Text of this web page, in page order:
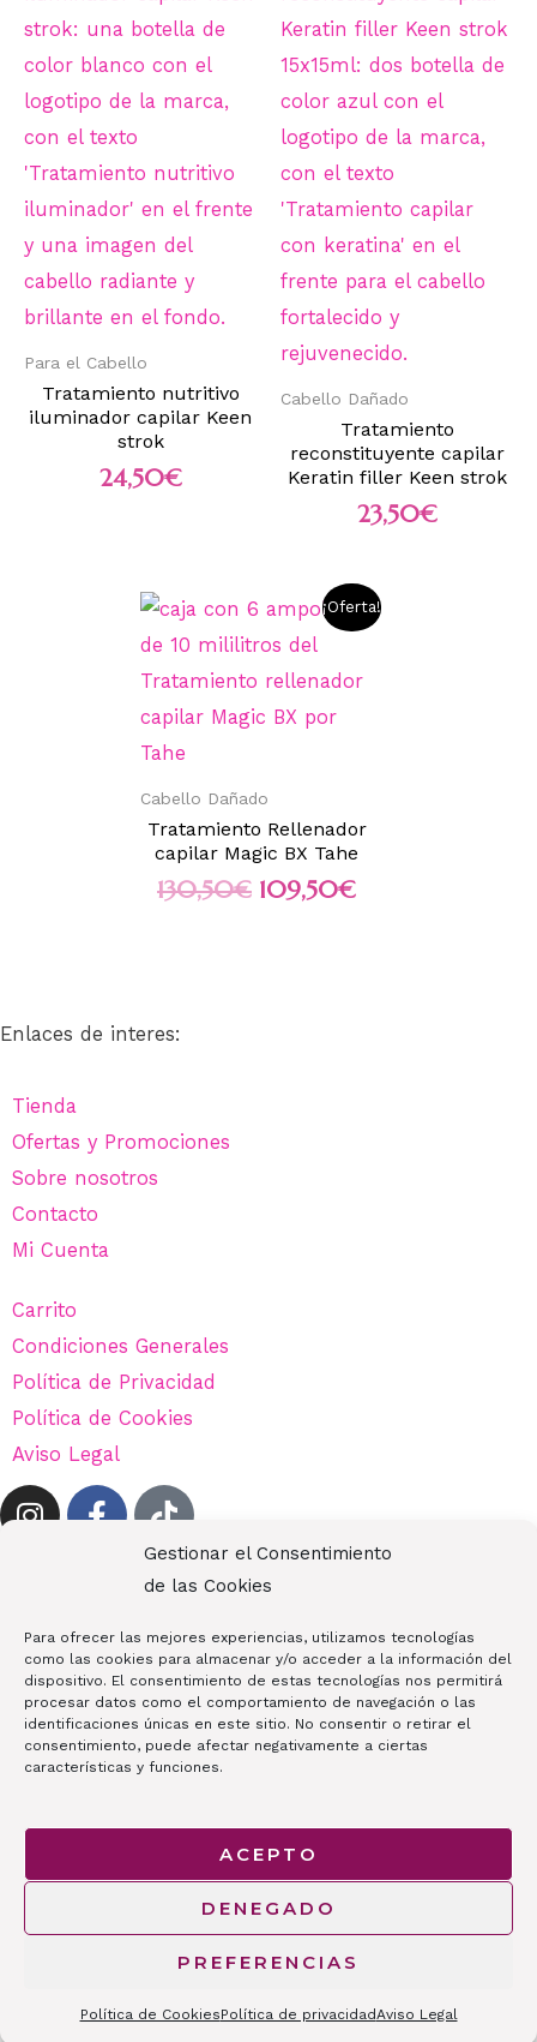
Gestionar el Consentimiento
de las Cookies
Para ofrecer las mejores experiencias, utilizamos tecnologías
como las cookies para almacenar y/o acceder a la información del
dispositivo. El consentimiento de estas tecnologías nos permitirá
procesar datos como el comportamiento de navegación o las
identificaciones únicas en este sitio. No consentir o retirar el
consentimiento, puede afectar negativamente a ciertas
características y funciones.
ACEPTO
DENEGADO
PREFERENCIAS
Política de CookiesPolítica de privacidadAviso Legal
Para el Cabello
Tratamiento nutritivo
iluminador capilar Keen
strok
24,50€
Cabello Dañado
Tratamiento
reconstituyente capilar
Keratin filler Keen strok
23,50€
¡Oferta!
Cabello Dañado
Tratamiento Rellenador
capilar Magic BX Tahe
130,50€ 109,50€
auratiendabelleza@gmail.com
Av. de Europa, 12, 28224 Pozuelo de Alarcón, Madrid
Enlaces de interes:
Tienda
Ofertas y Promociones
Sobre nosotros
Contacto
Mi Cuenta
Carrito
Condiciones Generales
Política de Privacidad
Política de Cookies
Aviso Legal
Copyright © 2026 AURA | Productos de Peluquería y